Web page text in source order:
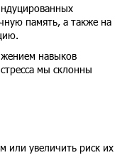
память, а также на
навыков
мы склонны
или увеличить риск их